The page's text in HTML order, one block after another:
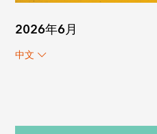
2026年6月
中文